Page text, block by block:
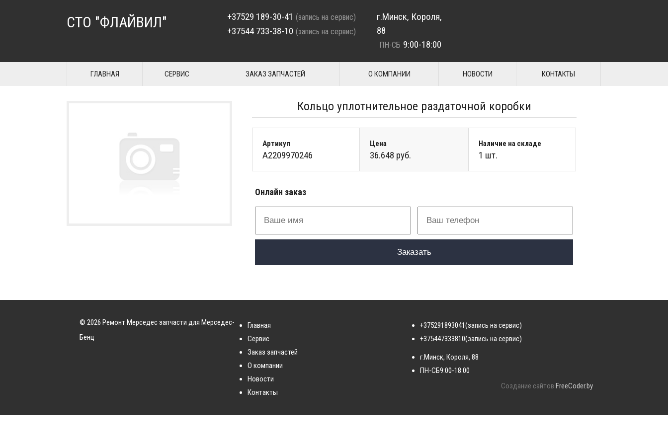
СТО "ФЛАЙВИЛ" +37529 189-30-41 (запись на сервис)
+37544 733-38-10 (запись на сервис)
г.Минск, Короля,
88
ПН-СБ 9:00-18:00
ГЛАВНАЯ СЕРВИС ЗАКАЗ ЗАПЧАСТЕЙ О КОМПАНИИ НОВОСТИ КОНТАКТЫ
Кольцо уплотнительное раздаточной коробки
Артикул
A2209970246
Цена
36.648 руб.
Наличие на складе
1 шт.
Онлайн заказ
© 2026 Ремонт Мерседес запчасти для Мерседес-
Бенц
Главная
Сервис
Заказ запчастей
О компании
Новости
Контакты
+375291893041(запись на сервис)
+375447333810(запись на сервис)
г.Минск, Короля, 88
ПН-СБ9:00-18:00
Создание сайтов FreeCoder.by